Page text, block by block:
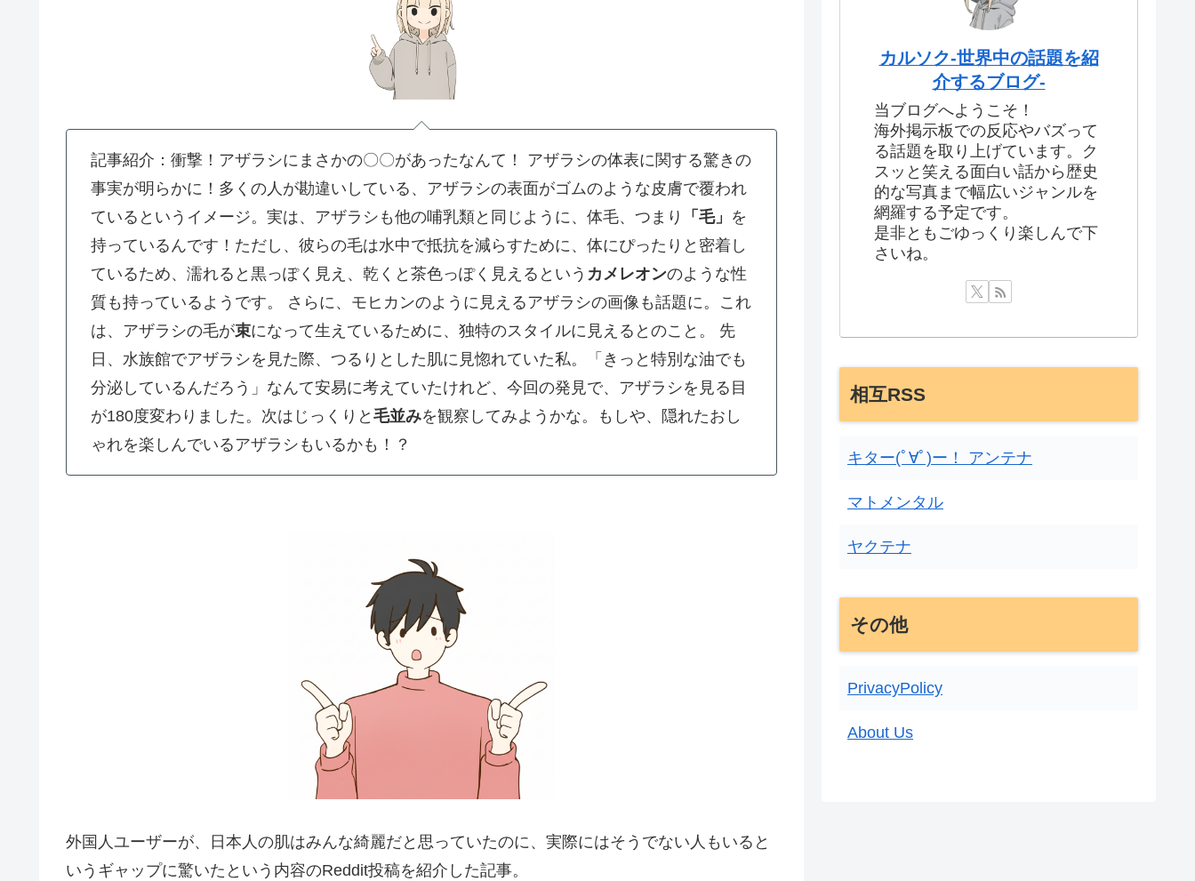
記事紹介：衝撃！アザラシにまさかの〇〇があったなんて！ アザラシの体表に関する驚きの
事実が明らかに！多くの人が勘違いしている、アザラシの表面がゴムのような皮膚で覆われ
ているというイメージ。実は、アザラシも他の哺乳類と同じように、体毛、つまり
「毛」 を
持っているんです！ただし、彼らの毛は水中で抵抗を減らすために、体にぴったりと密着し
ているため、濡れると黒っぽく見え、乾くと茶色っぽく見えるという カメレオンのような性
質も持っているようです。
さらに、モヒカンのように見えるアザラシの画像も話題に。これ
は、アザラシの毛が束になって生えているために、独特のスタイルに見えるとのこと。
先
日、水族館でアザラシを見た際、つるりとした肌に見惚れていた私。「きっと特別な油でも
分泌しているんだろう」なんて安易に考えていたけれど、今回の発見で、アザラシを見る目
が180度変わりました。次はじっくりと 毛並みを観察してみようかな。もしや、隠れたおし
ゃれを楽しんでいるアザラシもいるかも！？
外国人ユーザーが、日本人の肌はみんな綺麗だと思っていたのに、実際にはそうでない人もいると
いうギャップに驚いたという内容のReddit投稿を紹介した記事。
カルソク-世界中の話題を紹
介するブログ-
当ブログへようこそ！
海外掲示板での反応やバズって
る話題を取り上げています。ク
スッと笑える面白い話から歴史
的な写真まで幅広いジャンルを
網羅する予定です。
是非ともごゆっくり楽しんで下
さいね。
相互RSS
キター(ﾟ∀ﾟ)ー！ アンテナ
マトメンタル
ヤクテナ
その他
PrivacyPolicy
About Us